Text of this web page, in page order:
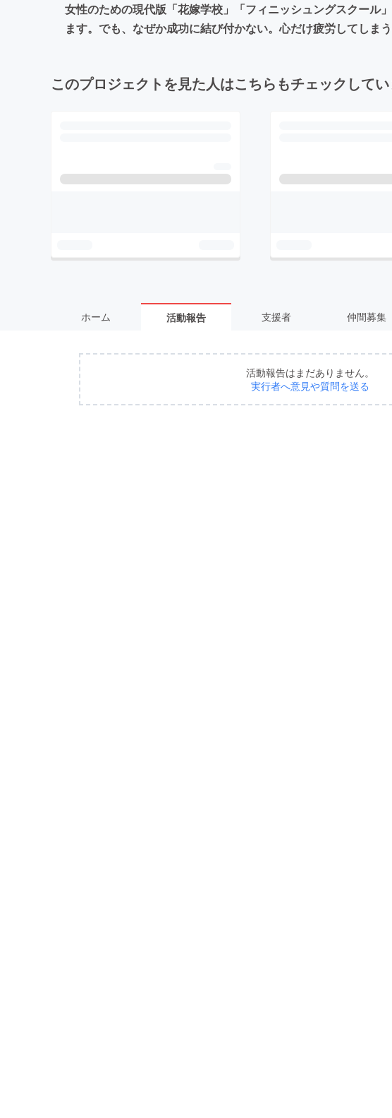
女性のための現代版「花嫁学校」「フィニッシュングスクー
ます。でも、なぜか成功に結び付かない。心だけ疲労してし
このプロジェクトを見た人はこちらもチェックして
ホーム 活動報告 支援者 仲間募集
活動報告はまだありません。
実行者へ意見や質問を送る